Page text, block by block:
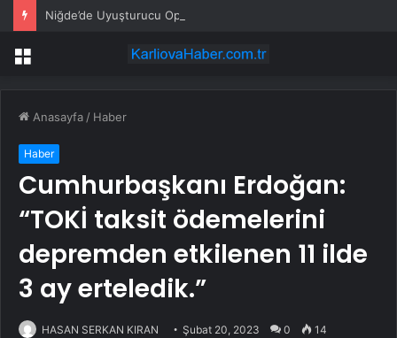
Niğde’de Uyuşturucu Operasyonu: 2 Şüpheli Tutuklandı
Menü
Anasayfa / Haber
Haber
Cumhurbaşkanı Erdoğan:
“TOKİ taksit ödemelerini
depremden etkilenen 11 ilde
3 ay erteledik.”
HASAN SERKAN KIRAN Şubat 20, 2023 0 14